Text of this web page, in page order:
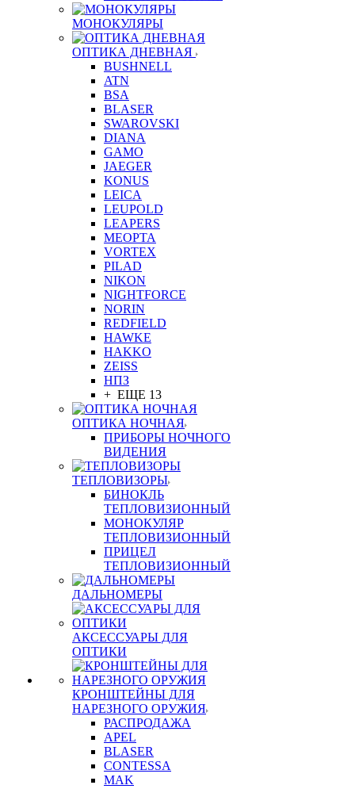
МОНОКУЛЯРЫ
ОПТИКА ДНЕВНАЯ
BUSHNELL
ATN
BSA
BLASER
SWAROVSKI
DIANA
GAMO
JAEGER
KONUS
LEICA
LEUPOLD
LEAPERS
MEOPTA
VORTEX
PILAD
NIKON
NIGHTFORCE
NORIN
REDFIELD
HAWKE
HAKKO
ZEISS
НПЗ
+ ЕЩЕ 13
ОПТИКА НОЧНАЯ
ПРИБОРЫ НОЧНОГО
ВИДЕНИЯ
ТЕПЛОВИЗОРЫ
БИНОКЛЬ
ТЕПЛОВИЗИОННЫЙ
МОНОКУЛЯР
ТЕПЛОВИЗИОННЫЙ
ПРИЦЕЛ
ТЕПЛОВИЗИОННЫЙ
ДАЛЬНОМЕРЫ
АКСЕССУАРЫ ДЛЯ
ОПТИКИ
КРОНШТЕЙНЫ ДЛЯ
НАРЕЗНОГО ОРУЖИЯ
РАСПРОДАЖА
APEL
BLASER
CONTESSA
MAK